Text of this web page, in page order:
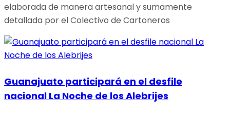
elaborada de manera artesanal y sumamente
detallada por el Colectivo de Cartoneros
Guanajuato participará en el desfile
nacional La Noche de los Alebrijes